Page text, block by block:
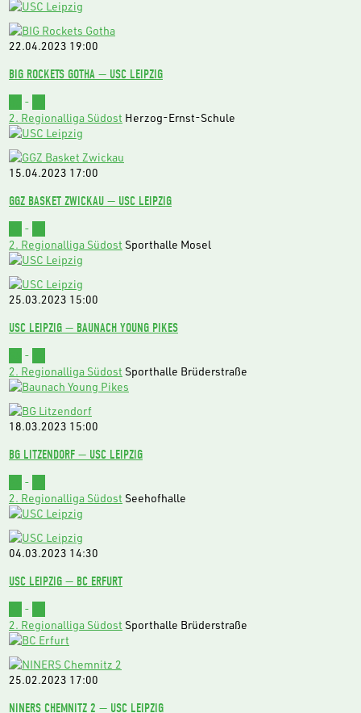
22.04.2023 19:00
BIG ROCKETS GOTHA — USC LEIPZIG
-
2. Regionalliga Südost Herzog-Ernst-Schule
15.04.2023 17:00
GGZ BASKET ZWICKAU — USC LEIPZIG
-
2. Regionalliga Südost Sporthalle Mosel
25.03.2023 15:00
USC LEIPZIG — BAUNACH YOUNG PIKES
-
2. Regionalliga Südost Sporthalle Brüderstraße
18.03.2023 15:00
BG LITZENDORF — USC LEIPZIG
-
2. Regionalliga Südost Seehofhalle
04.03.2023 14:30
USC LEIPZIG — BC ERFURT
-
2. Regionalliga Südost Sporthalle Brüderstraße
25.02.2023 17:00
NINERS CHEMNITZ 2 — USC LEIPZIG